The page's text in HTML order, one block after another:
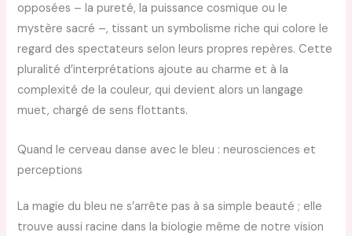
opposées – la pureté, la puissance cosmique ou le
mystère sacré –, tissant un symbolisme riche qui colore le
regard des spectateurs selon leurs propres repères. Cette
pluralité d’interprétations ajoute au charme et à la
complexité de la couleur, qui devient alors un langage
muet, chargé de sens flottants.
Quand le cerveau danse avec le bleu : neurosciences et
perceptions
La magie du bleu ne s’arrête pas à sa simple beauté ; elle
trouve aussi racine dans la biologie même de notre vision